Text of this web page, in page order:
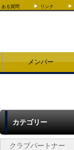
ある質問 リンク
メンバー
カテゴリー
クラブパートナー